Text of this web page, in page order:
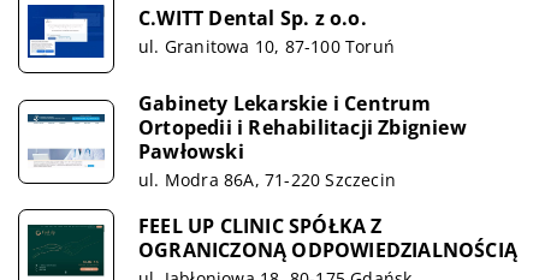
C.WITT Dental Sp. z o.o.
ul. Granitowa 10, 87-100 Toruń
Gabinety Lekarskie i Centrum
Ortopedii i Rehabilitacji Zbigniew
Pawłowski
ul. Modra 86A, 71-220 Szczecin
FEEL UP CLINIC SPÓŁKA Z
OGRANICZONĄ ODPOWIEDZIALNOŚCIĄ